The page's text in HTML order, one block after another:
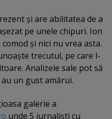
şi are abilitatea de a
pe unele chipuri. Ion
şi nici nu vrea asta.
trecutul, pe care l-
Analizele sale pot să
un gust amărui.
galerie a
unde 5 jurnalişti cu